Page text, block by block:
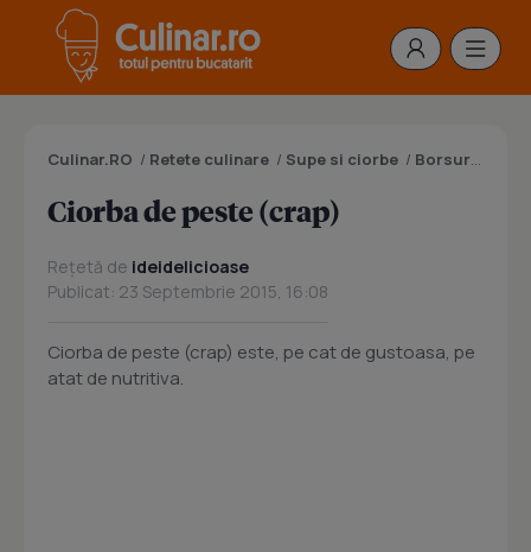
Culinar.RO / Retete culinare / Supe si ciorbe / Borsuri /
Ciorba de peste (crap)
Rețetă de ideidelicioase
Publicat: 23 Septembrie 2015, 16:08
Ciorba de peste (crap) este, pe cat de gustoasa, pe
atat de nutritiva.